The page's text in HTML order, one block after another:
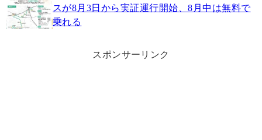
スが8月3日から実証運行開始、8月中は無料で
乗れる
スポンサーリンク